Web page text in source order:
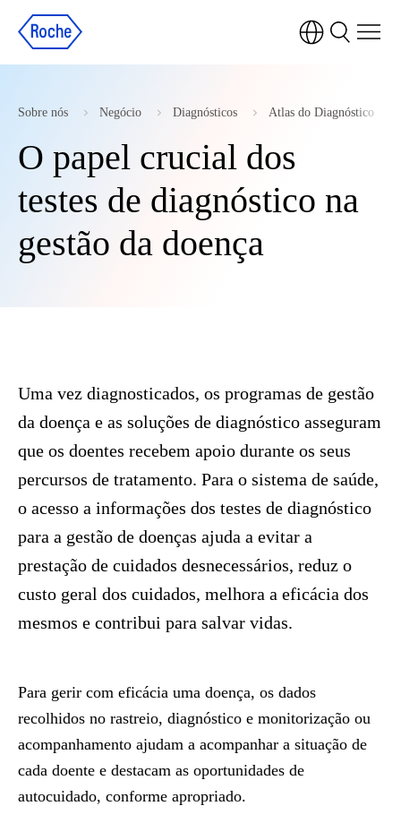
Sobre nós Negócio Diagnósticos Atlas do Diagnóstico
O papel crucial dos
testes de diagnóstico na
gestão da doença
Uma vez diagnosticados, os programas de gestão
da doença e as soluções de diagnóstico asseguram
que os doentes recebem apoio durante os seus
percursos de tratamento. Para o sistema de saúde,
o acesso a informações dos testes de diagnóstico
para a gestão de doenças ajuda a evitar a
prestação de cuidados desnecessários, reduz o
custo geral dos cuidados, melhora a eficácia dos
mesmos e contribui para salvar vidas.
Para gerir com eficácia uma doença, os dados
recolhidos no rastreio, diagnóstico e monitorização ou
acompanhamento ajudam a acompanhar a situação de
cada doente e destacam as oportunidades de
autocuidado, conforme apropriado.